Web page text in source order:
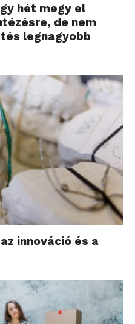
hét megy el
de nem
legnagyobb
innováció és a